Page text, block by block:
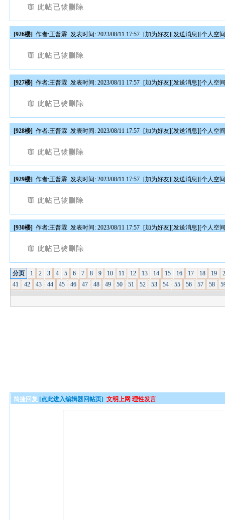
[926楼] 作者:王普霖 发表时间: 2023/08/11 17:57 [加为好友][发送消息][个人空
[927楼] 作者:王普霖 发表时间: 2023/08/11 17:57 [加为好友][发送消息][个人空
[928楼] 作者:王普霖 发表时间: 2023/08/11 17:57 [加为好友][发送消息][个人空
[929楼] 作者:王普霖 发表时间: 2023/08/11 17:57 [加为好友][发送消息][个人空
[930楼] 作者:王普霖 发表时间: 2023/08/11 17:57 [加为好友][发送消息][个人空
分页 1 2 3 4 5 6 7 8 9 10 11 12 13 14 15 16 17 18 19
41
42 43 44 45 46 47 48 49 50 51 52 53 54 55 56 57 58
简捷回复 [点此进入编辑器回帖页] 文明上网 理性发言